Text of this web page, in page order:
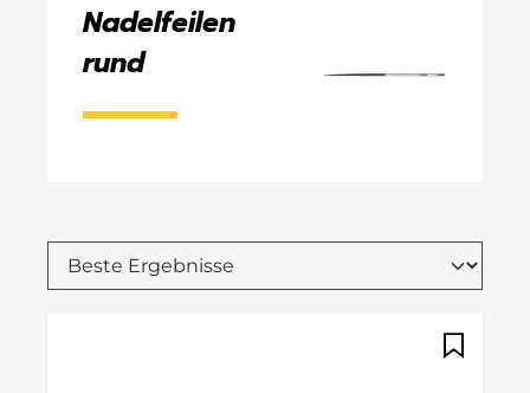
Nadelfeilen
rund